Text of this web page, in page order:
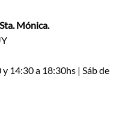
Mónica.
14:30 a 18:30hs | Sáb de